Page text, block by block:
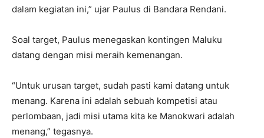
dalam kegiatan ini,” ujar Paulus di Bandara Rendani.
Soal target, Paulus menegaskan kontingen Maluku
datang dengan misi meraih kemenangan.
“Untuk urusan target, sudah pasti kami datang untuk
menang. Karena ini adalah sebuah kompetisi atau
perlombaan, jadi misi utama kita ke Manokwari adalah
menang,” tegasnya.